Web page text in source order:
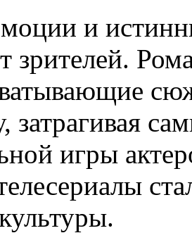
и
зрителей.
затрагивая
игры